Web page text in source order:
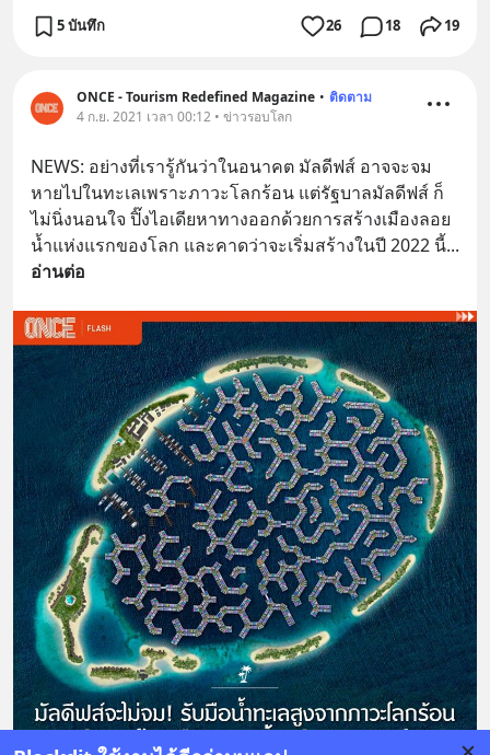
5 บันทึก 26 18 19
ONCE - Tourism Redefined Magazine • ติดตาม
4 ก.ย. 2021 เวลา 00:12 • ข่าวรอบโลก
NEWS: อย่างที่เรารู้กันว่าในอนาคต มัลดีฟส์ อาจจะจม
หายไปในทะเลเพราะภาวะโลกร้อน แต่รัฐบาลมัลดีฟส์ ก็
ไม่นิ่งนอนใจ ปิ๊งไอเดียหาทางออกด้วยการสร้างเมืองลอย
น้ำแห่งแรกของโลก และคาดว่าจะเริ่มสร้างในปี 2022 นี้
อ่านต่อ